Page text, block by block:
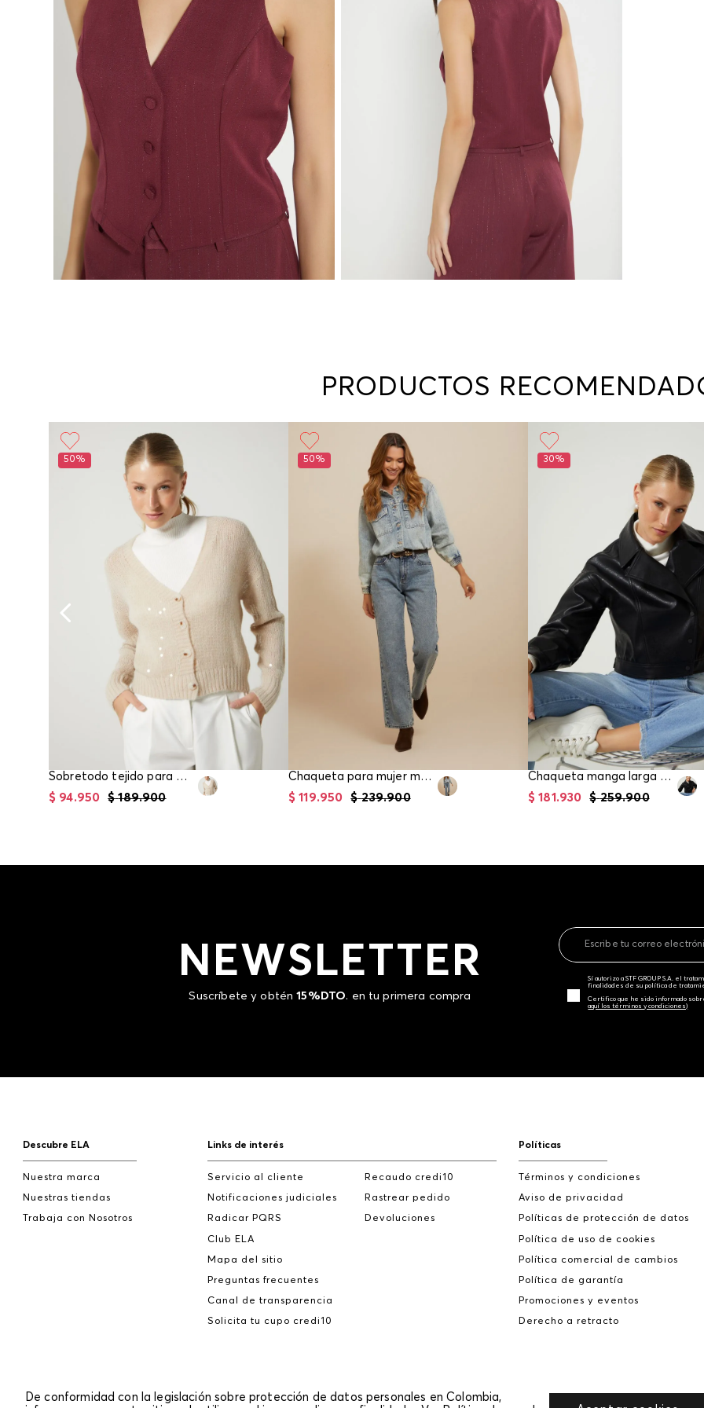
Otros:
En
PRODUCTOS
50%
Sobretodo tejido para mujer
$ 189.900
$ 94.950
50%
Chaqueta para mujer manga larga
$ 239.900
$ 119.950
30%
Chaqueta manga larga para mujer
$ 259.900
$ 181 .930
NEWSLETTER
Suscríbete y obtén15%DTO. en tu primera compra
Sí autorizo a STF GROUP S.A. el
finalidades de su política de
Certifico que he sido informado
aquí los términos y condiciones)
Descubre ELA
Nuestra marca
Nuestras tiendas
Trabaja con Nosotros
Links de interés
Servicio al cliente
Notificaciones judiciales
Radicar PQRS
Club ELA
Mapa del sitio
Preguntas frecuentes
Canal de transparencia
Solicita tu cupo credi10
Recaudo credi10
Rastrear pedido
Devoluciones
Políticas
Términos y condiciones
Aviso de privacidad
Políticas de protección de datos
Política de uso de cookies
Política comercial de cambios
Política de garantía
Promociones y eventos
Derecho a retracto
De conformidad con la legislación sobre protección de datos personales en Colombia,